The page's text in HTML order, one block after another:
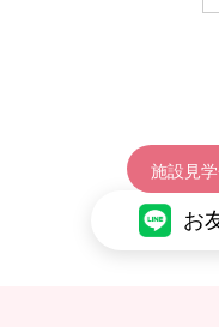
施設見
お